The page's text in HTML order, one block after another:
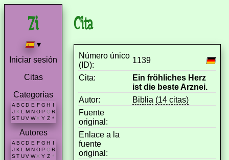
▾
Iniciar sesión
Citas
Categorías
A B C D E F G H I
J K L M N O P Q R
S T U V W X Y Z *
Autores
A B C D E F G H
J K L M N O P Q R
S T U V W X Y Z *
Cita
Número único
(ID):
1139
Cita:
Ein fröhliches Herz
ist die beste Arznei.
Autor:
Biblia (14 citas)
Fuente
original:
Enlace a la
fuente
original: